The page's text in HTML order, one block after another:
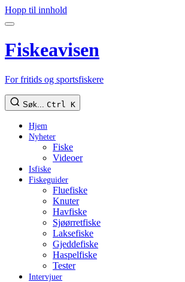
Hopp til innhold
Fiskeavisen
For fritids og sportsfiskere
Søk... Ctrl K
Hjem
Nyheter
Fiske
Videoer
Isfiske
Fiskeguider
Fluefiske
Knuter
Havfiske
Sjøørretfiske
Laksefiske
Gjeddefiske
Haspelfiske
Tester
Intervjuer